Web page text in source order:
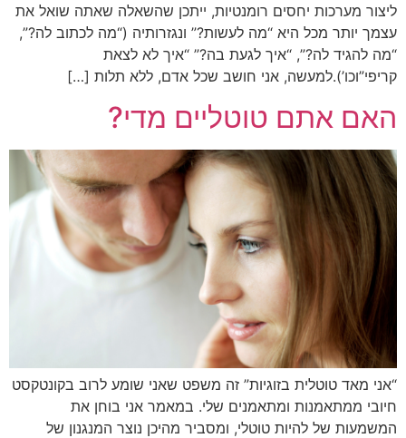
ליצור מערכות יחסים רומנטיות, ייתכן שהשאלה שאתה שואל את
עצמך יותר מכל היא “מה לעשות?” ונגזרותיה (“מה לכתוב לה?”,
“מה להגיד לה?”, “איך לגעת בה?” “איך לא לצאת
קריפי”וכו’).למעשה, אני חושב שכל אדם, ללא תלות […]
האם אתם טוטליים מדי?
“אני מאד טוטלית בזוגיות” זה משפט שאני שומע לרוב בקונטקסט
חיובי ממתאמנות ומתאמנים שלי. במאמר אני בוחן את
המשמעות של להיות טוטלי, ומסביר מהיכן נוצר המנגנון של